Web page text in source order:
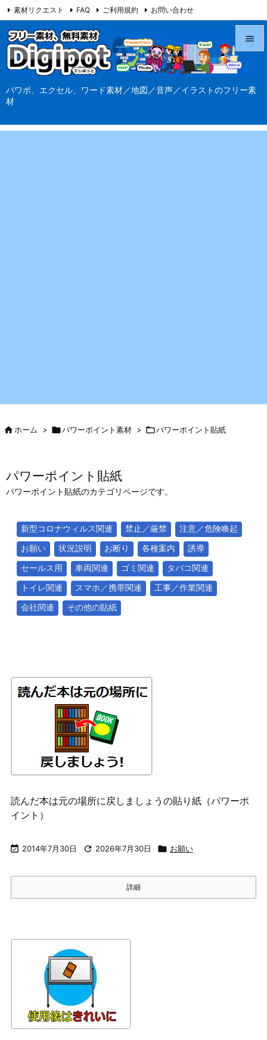
パワポ、エクセル、ワード素材／地図／音声／イラストのフリー素
材



素材リクエスト FAQ ご利用規約 お問い合わせ
当サイト（Digipot.net）について
ホーム > パワーポイント素材 > パワーポイント貼紙
パワーポイント貼紙
パワーポイント貼紙のカテゴリページです。
新型コロナウィルス関連 禁止／厳禁
注意／危険喚起
お願い
状況説明 お断り 各種案内
誘導
セールス用
車両関連 ゴミ関連
タバコ関連
トイレ関連
スマホ／携帯関連
工事／作業関連
会社関連
その他の貼紙
読んだ本は元の場所に戻しましょうの貼り紙（パワーポ
イント）
 2014年7月30日  2026年7月30日  お願い
詳細